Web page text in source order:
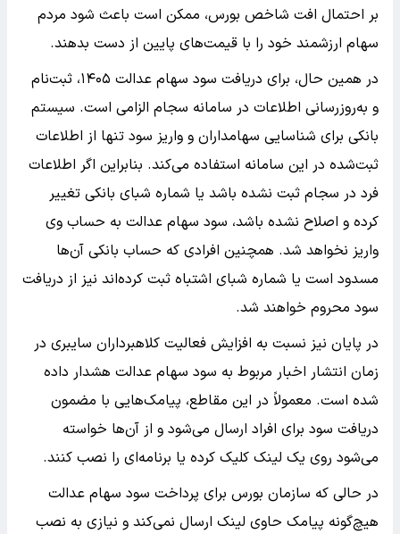
بر احتمال افت شاخص بورس، ممکن است باعث شود مردم
سهام ارزشمند خود را با قیمت‌های پایین از دست بدهند.
در همین حال، برای دریافت سود سهام عدالت ۱۴۰۵، ثبت‌نام
و به‌روزرسانی اطلاعات در سامانه سجام الزامی است. سیستم
بانکی برای شناسایی سهامداران و واریز سود تنها از اطلاعات
ثبت‌شده در این سامانه استفاده می‌کند. بنابراین اگر اطلاعات
فرد در سجام ثبت نشده باشد یا شماره شبای بانکی تغییر
کرده و اصلاح نشده باشد، سود سهام عدالت به حساب وی
واریز نخواهد شد. همچنین افرادی که حساب بانکی آن‌ها
مسدود است یا شماره شبای اشتباه ثبت کرده‌اند نیز از دریافت
سود محروم خواهند شد.
در پایان نیز نسبت به افزایش فعالیت کلاهبرداران سایبری در
زمان انتشار اخبار مربوط به سود سهام عدالت هشدار داده
شده است. معمولاً در این مقاطع، پیامک‌هایی با مضمون
دریافت سود برای افراد ارسال می‌شود و از آن‌ها خواسته
می‌شود روی یک لینک کلیک کرده یا برنامه‌ای را نصب کنند.
در حالی که سازمان بورس برای پرداخت سود سهام عدالت
هیچ‌گونه پیامک حاوی لینک ارسال نمی‌کند و نیازی به نصب